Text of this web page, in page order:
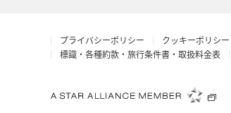
プライバシーポリシー クッキーポリシー
標識・各種約款・旅行条件書・取扱料金表